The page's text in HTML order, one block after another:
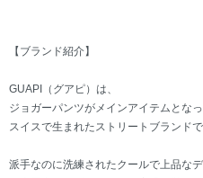
【ブランド紹介】
GUAPI（グアピ）は、
ジョガーパンツがメインアイテムとなっ
スイスで生まれたストリートブランドで
派手なのに洗練されたクールで上品なデ